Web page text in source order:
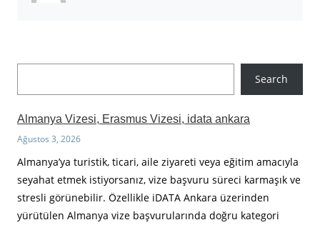
Search
Almanya Vizesi, Erasmus Vizesi, idata ankara
Ağustos 3, 2026
Almanya’ya turistik, ticari, aile ziyareti veya eğitim amacıyla
seyahat etmek istiyorsanız, vize başvuru süreci karmaşık ve
stresli görünebilir. Özellikle iDATA Ankara üzerinden
yürütülen Almanya vize başvurularında doğru kategori